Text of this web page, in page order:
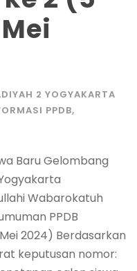
2 YOGYAKARTA
PPDB,
Baru Gelombang
Wabarokatuh
PPDB
2024) Berdasarkan
keputusan nomor: